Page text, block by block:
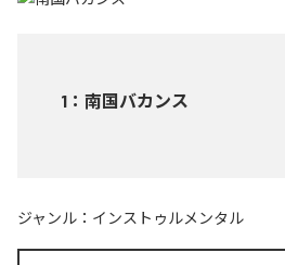
1 ： 南国バカンス
ジャンル： インストゥルメンタル